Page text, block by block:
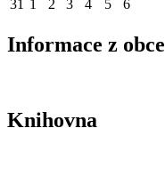
31 1 2 3 4 5 6
Informace z obce
Knihovna